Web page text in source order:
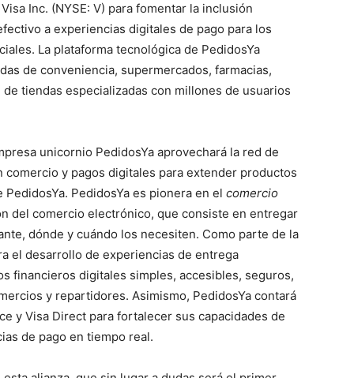
Inc. (NYSE: V) para fomentar la inclusión
a experiencias digitales de pago para los
La plataforma tecnológica de PedidosYa
de conveniencia, supermercados, farmacias,
tiendas especializadas con millones de usuarios
unicornio PedidosYa aprovechará la red de
y pagos digitales para extender productos
PedidosYa es pionera en el comercio
del comercio electrónico, que consiste en entregar
dónde y cuándo los necesiten. Como parte de la
el desarrollo de experiencias de entrega
financieros digitales simples, accesibles, seguros,
y repartidores. Asimismo, PedidosYa contará
y Visa Direct para fortalecer sus capacidades de
de pago en tiempo real.